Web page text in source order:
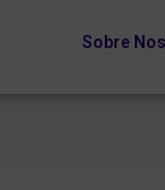
Sobre